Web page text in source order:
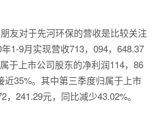
友对于先河环保的营收是比较关注
1-9月实现营收713，094，648.37
于上市公司股东的净利润114，86
近35%。其中第三季度归属于上市
241.29元，同比减少43.02%。